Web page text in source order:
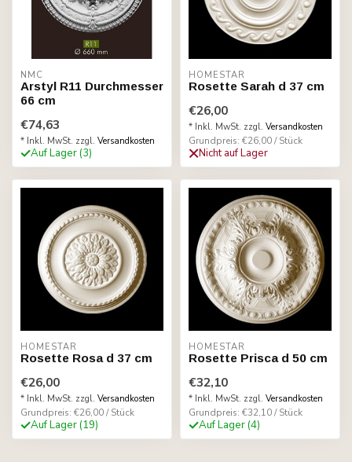
NMC
Arstyl R11 Durchmesser
66 cm
€74,63
* Inkl. MwSt. zzgl. Versandkosten
Auf Lager (3)
HOMESTAR
Rosette Sarah d 37 cm
€26,00
* Inkl. MwSt. zzgl. Versandkosten
Grundpreis: €26,00 / Stück
Nicht auf Lager
HOMESTAR
Rosette Rosa d 37 cm
€26,00
* Inkl. MwSt. zzgl. Versandkosten
Grundpreis: €26,00 / Stück
Auf Lager (19)
HOMESTAR
Rosette Prisca d 50 cm
€32,10
* Inkl. MwSt. zzgl. Versandkosten
Grundpreis: €32,10 / Stück
Auf Lager (4)